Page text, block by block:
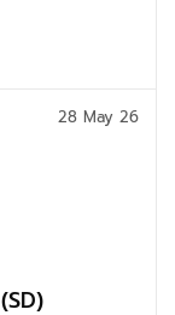
28 May 26